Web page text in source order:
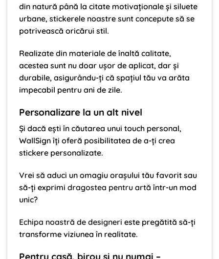
din natură până la citate motivaționale și siluete
urbane, stickerele noastre sunt concepute să se
potrivească oricărui stil.
Realizate din materiale de înaltă calitate,
acestea sunt nu doar ușor de aplicat, dar și
durabile, asigurându-ți că spațiul tău va arăta
impecabil pentru ani de zile.
Personalizare la un alt nivel
Și dacă ești în căutarea unui touch personal,
WallSign îți oferă posibilitatea de a-ți crea
stickere personalizate.
Vrei să aduci un omagiu orașului tău favorit sau
să-ți exprimi dragostea pentru artă într-un mod
unic?
Echipa noastră de designeri este pregătită să-ți
transforme viziunea în realitate.
Pentru casă, birou și nu numai –